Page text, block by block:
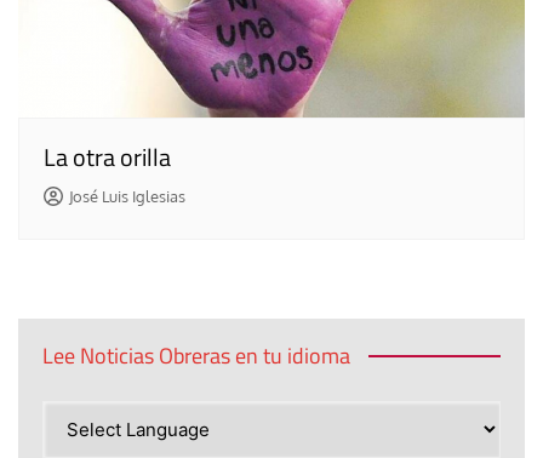
La otra orilla
José Luis Iglesias
Lee Noticias Obreras en tu idioma